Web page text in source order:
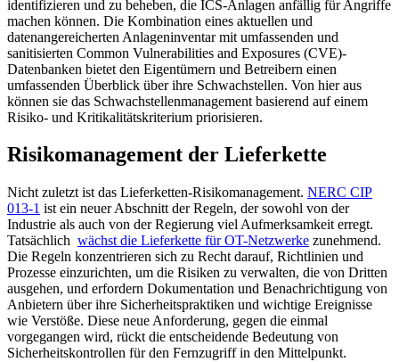
identifizieren und zu beheben, die ICS-Anlagen anfällig für Angriffe
machen können. Die Kombination eines aktuellen und
datenangereicherten Anlageninventar mit umfassenden und
sanitisierten Common Vulnerabilities and Exposures (CVE)-
Datenbanken bietet den Eigentümern und Betreibern einen
umfassenden Überblick über ihre Schwachstellen. Von hier aus
können sie das Schwachstellenmanagement basierend auf einem
Risiko- und Kritikalitätskriterium priorisieren.
Risikomanagement der Lieferkette
Nicht zuletzt ist das Lieferketten-Risikomanagement. NERC CIP
013-1 ist ein neuer Abschnitt der Regeln, der sowohl von der
Industrie als auch von der Regierung viel Aufmerksamkeit erregt.
Tatsächlich wächst die Lieferkette für OT-Netzwerke zunehmend.
Die Regeln konzentrieren sich zu Recht darauf, Richtlinien und
Prozesse einzurichten, um die Risiken zu verwalten, die von Dritten
ausgehen, und erfordern Dokumentation und Benachrichtigung von
Anbietern über ihre Sicherheitspraktiken und wichtige Ereignisse
wie Verstöße. Diese neue Anforderung, gegen die einmal
vorgegangen wird, rückt die entscheidende Bedeutung von
Sicherheitskontrollen für den Fernzugriff in den Mittelpunkt.